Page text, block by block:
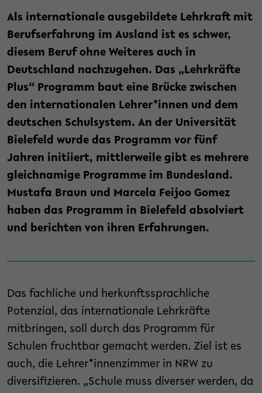
Als internationale ausgebildete Lehrkraft mit
Berufserfahrung im Ausland ist es schwer,
diesem Beruf ohne Weiteres auch in
Deutschland nachzugehen. Das „Lehrkräfte
Plus“ Programm baut eine Brücke zwischen
den internationalen Lehrer*innen und dem
deutschen Schulsystem. An der Universität
Bielefeld wurde das Programm vor fünf
Jahren initiiert, mittlerweile gibt es mehrere
gleichnamige Programme im Bundesland.
Mustafa Braun und Marcela Feijoo Gomez
haben das Programm in Bielefeld absolviert
und berichten von ihren Erfahrungen.
Das fachliche und herkunftssprachliche
Potenzial, das internationale Lehrkräfte
mitbringen, soll durch das Programm für
Schulen fruchtbar gemacht werden. Ziel ist es
auch, die Lehrer*innenzimmer in NRW zu
diversifizieren. „Schule muss diverser werden, da